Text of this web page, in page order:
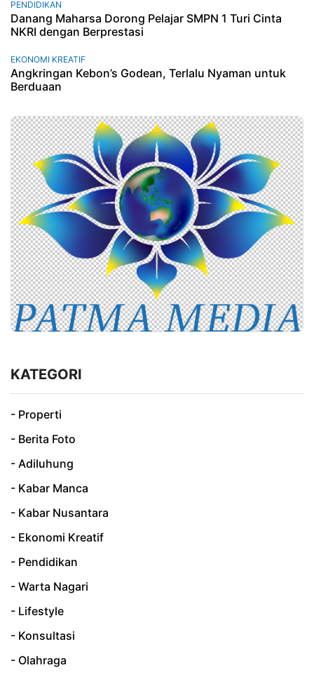
PENDIDIKAN
Danang Maharsa Dorong Pelajar SMPN 1 Turi Cinta
NKRI dengan Berprestasi
EKONOMI KREATIF
Angkringan Kebon’s Godean, Terlalu Nyaman untuk
Berduaan
KATEGORI
- Properti
- Berita Foto
- Adiluhung
- Kabar Manca
- Kabar Nusantara
- Ekonomi Kreatif
- Pendidikan
- Warta Nagari
- Lifestyle
- Konsultasi
- Olahraga